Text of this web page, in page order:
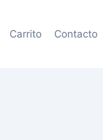
Carrito Contacto